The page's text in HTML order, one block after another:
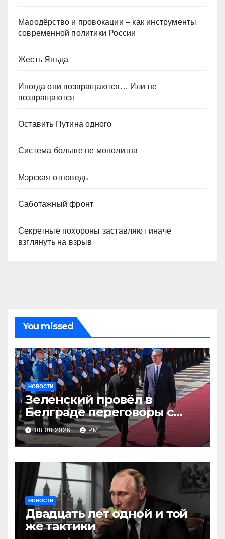
Мародёрство и провокации – как инструменты
современной политики России
Жесть Яньда
Иногда они возвращаются… Или не
возвращаются
Оставить Путина одного
Система больше не монолитна
Мэрская отповедь
Саботажный фронт
Секретные похороны заставляют иначе
взглянуть на взрыв
You missed
НОВОСТИ
Зеленский провёл в
Белграде переговоры с
Вучичем
08.08.2026 РМ
НОВОСТИ
Двадцать лет одной и той
же тактики